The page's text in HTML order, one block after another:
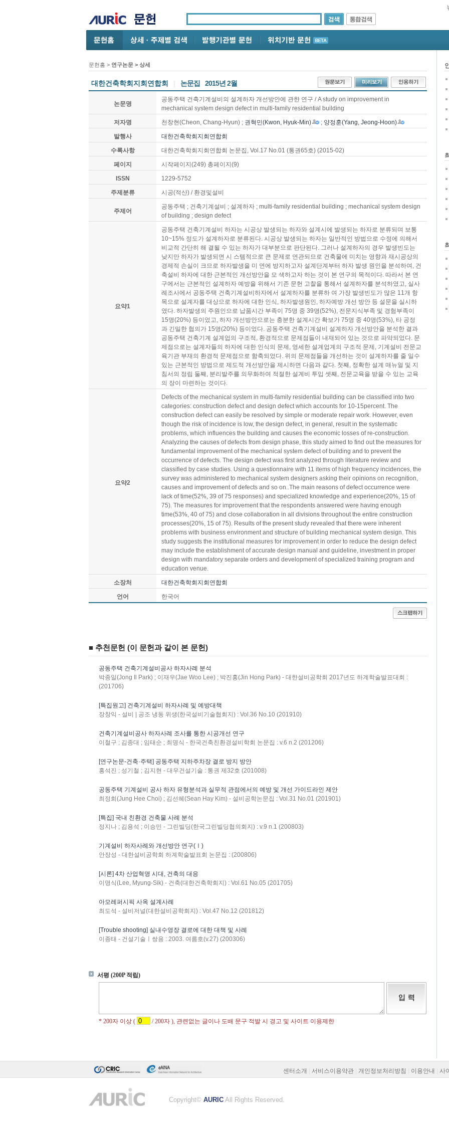
문헌홈 > 연구논문 > 상세
대한건축학회지회연합회 | 논문집 2015년 2월
논문명
공동주택 건축기계설비의 설계하자 개선방안에 관한 연구 / A study on improvement in
mechanical system design defect in multi-family residential building
저자명
천창현(Cheon, Chang-Hyun) ; 권혁민(Kwon, Hyuk-Min) ; 양정훈(Yang, Jeong-Hoon)
발행사
대한건축학회지회연합회
수록사항
대한건축학회지회연합회 논문집, Vol.17 No.01 (통권65호) (2015-02)
페이지
시작페이지(249) 총페이지(9)
ISSN
1229-5752
주제분류
시공(적산) / 환경및설비
주제어
공동주택 ; 건축기계설비 ; 설계하자 ; multi-family residential building ; mechanical system design
of building ; design defect
요약1
공동주택 건축기계설비 하자는 시공상 발생되는 하자와 설계시에 발생되는 하자로 분류되며 보통
10~15% 정도가 설계하자로 분류된다. 시공상 발생되는 하자는 일반적인 방법으로 수정에 의해서
비교적 간단히 해 결될 수 있는 하자가 대부분으로 판단된다. 그러나 설계하자의 경우 발생빈도는
낮지만 하자가 발생되면 시 스템적으로 큰 문제로 연관되므로 건축물에 미치는 영향과 재시공상의
경제적 손실이 크므로 하자발생을 미 연에 방지하고자 설계단계부터 하자 발생 원인을 분석하여, 건
축설비 하자에 대한 근본적인 개선방안을 모 색하고자 하는 것이 본 연구의 목적이다. 따라서 본 연
구에서는 근본적인 설계하자 예방을 위해서 기존 문헌 고찰을 통해서 설계하자를 분석하였고, 실사
례조사에서 공동주택 건축기계설비하자에서 설계하자를 분류하 여 가장 발생빈도가 많은 11개 항
목으로 설계자를 대상으로 하자에 대한 인식, 하자발생원인, 하자예방 개선 방안 등 설문을 실시하
였다. 하자발생의 주원인으로 납품시간 부족이 75명 중 39명(52%), 전문지식부족 및 경험부족이
15명(20%) 등이었고, 하자 개선방안으로는 충분한 설계시간 확보가 75명 중 40명(53%), 타 공정
과 긴밀한 협의가 15명(20%) 등이었다. 공동주택 건축기계설비 설계하자 개선방안을 분석한 결과
공동주택 건축기계 설계업의 구조적, 환경적으로 문제점들이 내재되어 있는 것으로 파악되었다. 문
제점으로는 설계자들의 하자에 대한 인식의 문제, 영세한 설계업계의 구조적 문제, 기계설비 전문교
육기관 부재의 환경적 문제점으로 함축되었다. 위의 문제점들을 개선하는 것이 설계하자를 줄 일수
있는 근본적인 방법으로 제도적 개선방안을 제시하면 다음과 같다. 첫째, 정확한 설계 매뉴얼 및 지
침서의 정립 둘째, 분리발주를 의무화하여 적절한 설계비 투입 셋째, 전문교육을 받을 수 있는 교육
의 장이 마련하는 것이다.
요약2
Defects of the mechanical system in multi-family residential building can be classified into two
categories: construction defect and design defect which accounts for 10-15percent. The
construction defect can easily be resolved by simple or moderate repair work. However, even
though the risk of incidence is low, the design defect, in general, result in the systematic
problems, which influences the building and causes the economic losses of re-construction.
Analyzing the causes of defects from design phase, this study aimed to find out the measures for
fundamental improvement of the mechanical system defect of building and to prevent the
occurrence of defects. The design defect was first analyzed through literature review and
classified by case studies. Using a questionnaire with 11 items of high frequency incidences, the
survey was administered to mechanical system designers asking their opinions on recognition,
causes and improvement of defects and so on..The main reasons of defect occurrence were
lack of time(52%, 39 of 75 responses) and specialized knowledge and experience(20%, 15 of
75). The measures for improvement that the respondents answered were having enough
time(53%, 40 of 75) and close collaboration in all divisions throughout the entire construction
processes(20%, 15 of 75). Results of the present study revealed that there were inherent
problems with business environment and structure of building mechanical system design. This
study suggests the institutional measures for improvement in order to reduce the design defect
may include the establishment of accurate design manual and guideline, investment in proper
design with mandatory separate orders and development of specialized training program and
education venue.
소장처
대한건축학회지회연합회
언어
한국어
■ 추천문헌 (이 문헌과 같이 본 문헌)
공동주택 건축기계설비공사 하자사례 분석
박종일(Jong Il Park) ; 이재우(Jae Woo Lee) ; 박진홍(Jin Hong Park) - 대한설비공학회 2017년도 하계학술발표대회 :
(201706)
[특집원고] 건축기계설비 하자사례 및 예방대책
장창익 - 설비 | 공조 냉동 위생(한국설비기술협회지) : Vol.36 No.10 (201910)
건축기계설비공사 하자사례 조사를 통한 시공개선 연구
이철구 ; 김종대 ; 임태순 ; 최명식 - 한국건축친환경설비학회 논문집 : v.6 n.2 (201206)
[연구논문-건축·주택] 공동주택 지하주차장 결로 방지 방안
홍석진 ; 성기철 ; 김지현 - 대우건설기술 : 통권 제32호 (201008)
공동주택 기계설비 공사 하자 유형분석과 실무적 관점에서의 예방 및 개선 가이드라인 제안
최정희(Jung Hee Choi) ; 김선혜(Sean Hay Kim) - 설비공학논문집 : Vol.31 No.01 (201901)
[특집] 국내 친환경 건축물 사례 분석
정지나 ; 김용석 ; 이승민 - 그린빌딩(한국그린빌딩협의회지) : v.9 n.1 (200803)
기계설비 하자사례와 개선방안 연구(Ⅰ)
안장성 - 대한설비공학회 하계학술발표회 논문집 : (200806)
[시론] 4차 산업혁명 시대, 건축의 대응
이명식(Lee, Myung-Sik) - 건축(대한건축학회지) : Vol.61 No.05 (201705)
아모레퍼시픽 사옥 설계사례
최도석 - 설비저널(대한설비공학회지) : Vol.47 No.12 (201812)
[Trouble shooting] 실내수영장 결로에 대한 대책 및 사례
이종태 - 건설기술ㅣ쌍용 : 2003. 여름호(v.27) (200306)
센터소개 서비스이용약관 개인정보처리방침 이용안내 사
Copyright© AURIC All Rights Reserved.